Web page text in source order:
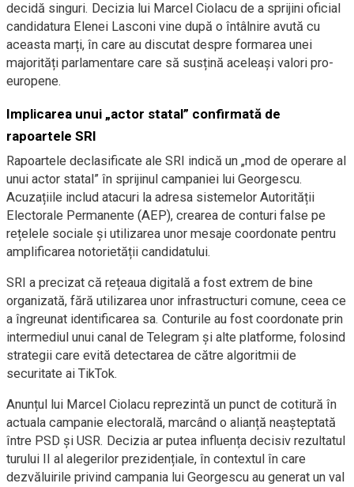
decidă singuri. Decizia lui Marcel Ciolacu de a sprijini oficial
candidatura Elenei Lasconi vine după o întâlnire avută cu
aceasta marți, în care au discutat despre formarea unei
majorități parlamentare care să susțină aceleași valori pro-
europene.
Implicarea unui „actor statal” confirmată de
rapoartele SRI
Rapoartele declasificate ale SRI indică un „mod de operare al
unui actor statal” în sprijinul campaniei lui Georgescu.
Acuzațiile includ atacuri la adresa sistemelor Autorității
Electorale Permanente (AEP), crearea de conturi false pe
rețelele sociale și utilizarea unor mesaje coordonate pentru
amplificarea notorietății candidatului.
SRI a precizat că rețeaua digitală a fost extrem de bine
organizată, fără utilizarea unor infrastructuri comune, ceea ce
a îngreunat identificarea sa. Conturile au fost coordonate prin
intermediul unui canal de Telegram și alte platforme, folosind
strategii care evită detectarea de către algoritmii de
securitate ai TikTok.
Anunțul lui Marcel Ciolacu reprezintă un punct de cotitură în
actuala campanie electorală, marcând o alianță neașteptată
între PSD și USR. Decizia ar putea influența decisiv rezultatul
turului II al alegerilor prezidențiale, în contextul în care
dezvăluirile privind campania lui Georgescu au generat un val